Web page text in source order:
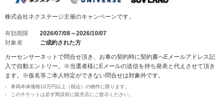
株式会社ネクステージ主催のキャンペーンです。
有効期限
2026/07/08～2026/10/07
対象者
ご成約された方
カーセンサーネットで問合せ頂き、お車の契約時に契約書へEメールアドレス記
入で自動エントリー。※当選者様にEメールの送信を持ち発表と代えさせて頂き
ます。※仮名等ご本人特定ができない問合せは対象外です。
車両本体価格10万円以上（税込）の物件に限ります。
このチケットは必ず商談前に販売店にご提示ください。